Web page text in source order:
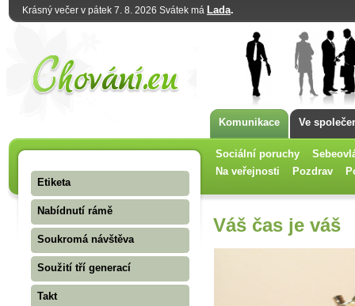
Krásný večer v pátek 7. 8. 2026 Svátek má Lada.
Komunikace Ve
Sociální poruchy
Na veřejnosti
Pozdrav
Etiketa
Nabídnutí rámě
Soukromá návštěva
Soužití tří generací
Takt
Váš čas je váš